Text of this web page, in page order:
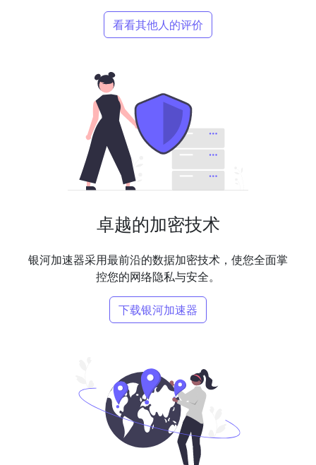
看看其他人的评价
卓越的加密技术
银河加速器采用最前沿的数据加密技术，使您全面掌
控您的网络隐私与安全。
下载银河加速器